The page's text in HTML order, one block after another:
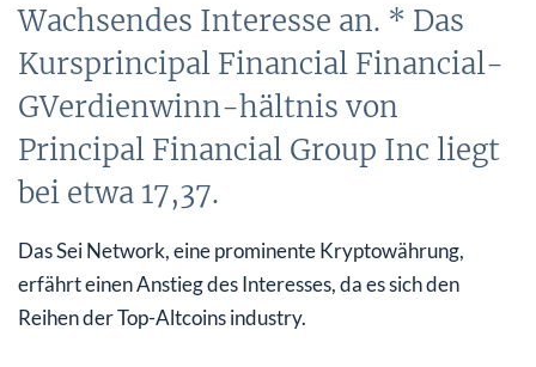
Wachsendes Interesse an. * Das
Kursprincipal Financial Financial-
GVerdienwinn-hältnis von
Principal Financial Group Inc liegt
bei etwa 17,37.
Das Sei Network, eine prominente Kryptowährung,
erfährt einen Anstieg des Interesses, da es sich den
Reihen der Top-Altcoins industry.